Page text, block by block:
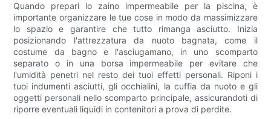
Quando prepari lo zaino impermeabile per la piscina, è
importante organizzare le tue cose in modo da massimizzare
lo spazio e garantire che tutto rimanga asciutto. Inizia
posizionando l'attrezzatura da nuoto bagnata, come il
costume da bagno e l'asciugamano, in uno scomparto
separato o in una borsa impermeabile per evitare che
l'umidità penetri nel resto dei tuoi effetti personali. Riponi i
tuoi indumenti asciutti, gli occhialini, la cuffia da nuoto e gli
oggetti personali nello scomparto principale, assicurandoti di
riporre eventuali liquidi in contenitori a prova di perdite.